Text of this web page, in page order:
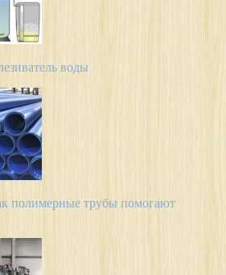
воды
полимерные трубы помогают